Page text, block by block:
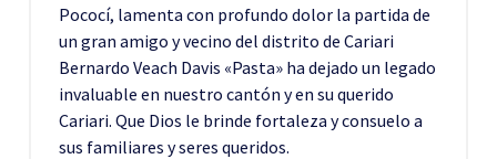
Pococí, lamenta con profundo dolor la partida de
un gran amigo y vecino del distrito de Cariari
Bernardo Veach Davis «Pasta» ha dejado un legado
invaluable en nuestro cantón y en su querido
Cariari. Que Dios le brinde fortaleza y consuelo a
sus familiares y seres queridos.